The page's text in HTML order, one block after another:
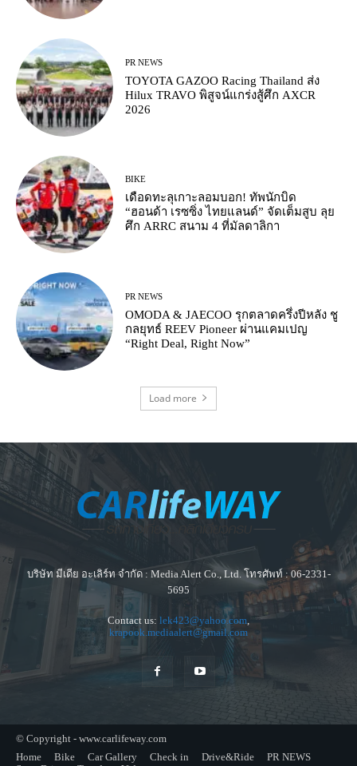
PR NEWS
TOYOTA GAZOO Racing Thailand ส่ง
Hilux TRAVO พิสูจน์แกร่งสู้ศึก AXCR
2026
BIKE
เดือดทะลุเกาะลอมบอก! ทัพนักบิด
“ฮอนด้า เรซซิ่ง ไทยแลนด์” จัดเต็มสูบ ลุย
ศึก ARRC สนาม 4 ที่มัลดาลิกา
PR NEWS
OMODA & JAECOO รุกตลาดครึ่งปีหลัง ชู
กลยุทธ์ REEV Pioneer ผ่านแคมเปญ
“Right Deal, Right Now”
Load more
บริษัท มีเดีย อะเลิร์ท จำกัด : Media Alert Co., Ltd. โทรศัพท์ : 06-2331-
5695
Contact us: lek423@yahoo.com
krapook.mediaalert@gmail.com
© Copyright - www.carlifeway.com
Home
Bike Car Gallery Check in Drive&Ride
PR NEWS